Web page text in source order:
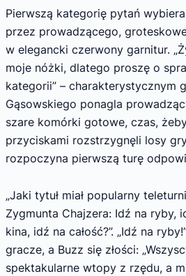
Pierwszą kategorię pytań
przez prowadzącego,
w elegancki czerwony garnitur.
moje nóżki, dlatego proszę o
kategorii” – charakterystycznym
Gąsowskiego ponagla
szare komórki gotowe, czas,
przyciskami rozstrzygnęli losy
rozpoczyna pierwszą turę
„Jaki tytuł miał popularny
Zygmunta Chajzera: Idź na ryby,
kina, idź na całość?”. „Idź na
gracze, a Buzz się złości:
spektakularne wtopy z rzędu, a